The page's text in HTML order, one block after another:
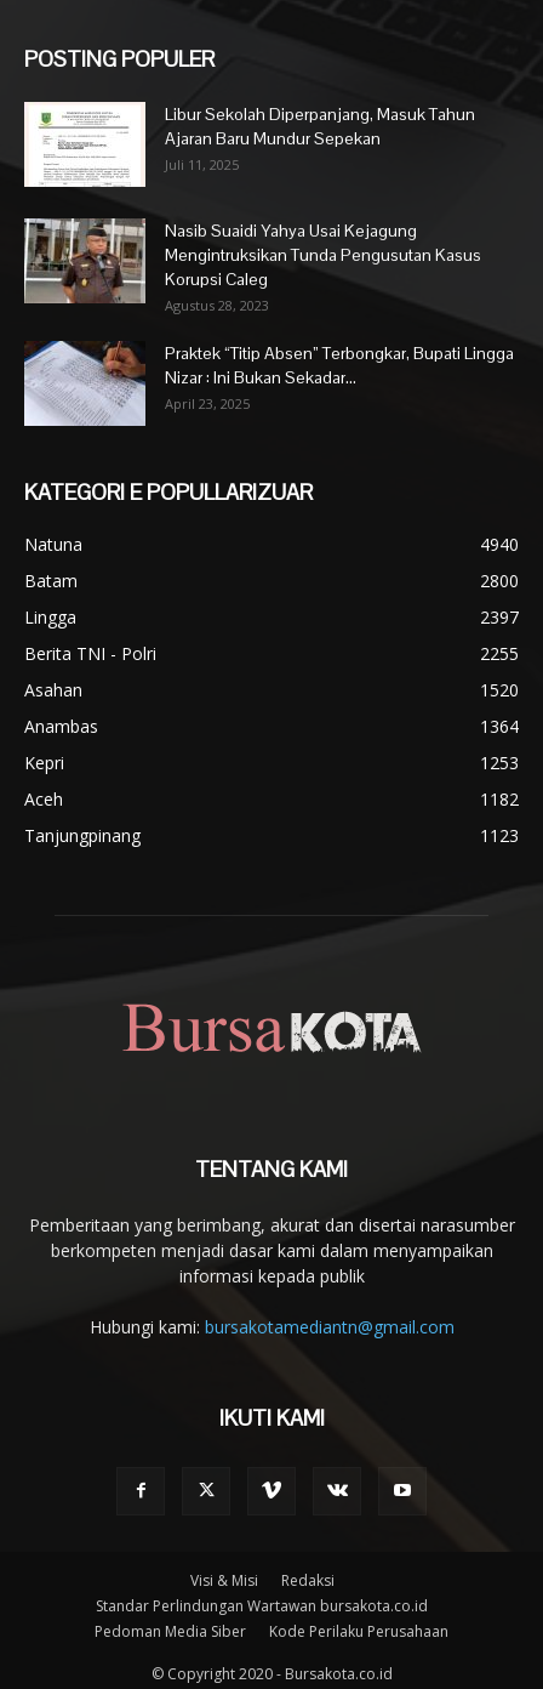
POSTING POPULER
Libur Sekolah Diperpanjang, Masuk Tahun
Ajaran Baru Mundur Sepekan
Juli 11, 2025
Nasib Suaidi Yahya Usai Kejagung
Mengintruksikan Tunda Pengusutan Kasus
Korupsi Caleg
Agustus 28, 2023
Praktek “Titip Absen” Terbongkar, Bupati Lingga
Nizar : Ini Bukan Sekadar...
April 23, 2025
KATEGORI E POPULLARIZUAR
Natuna
4940
Batam
2800
Lingga
2397
Berita TNI - Polri
2255
Asahan
1520
Anambas
1364
Kepri
1253
Aceh
1182
Tanjungpinang
1123
TENTANG KAMI
Pemberitaan yang berimbang, akurat dan disertai narasumber
berkompeten menjadi dasar kami dalam menyampaikan
informasi kepada publik
Hubungi kami: bursakotamediantn@gmail.com
IKUTI KAMI
Visi & Misi
Redaksi
Standar Perlindungan Wartawan bursakota.co.id
Pedoman Media Siber
Kode Perilaku Perusahaan
© Copyright 2020 - Bursakota.co.id